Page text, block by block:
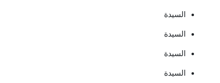
السيدة
السيدة
السيدة
السيدة